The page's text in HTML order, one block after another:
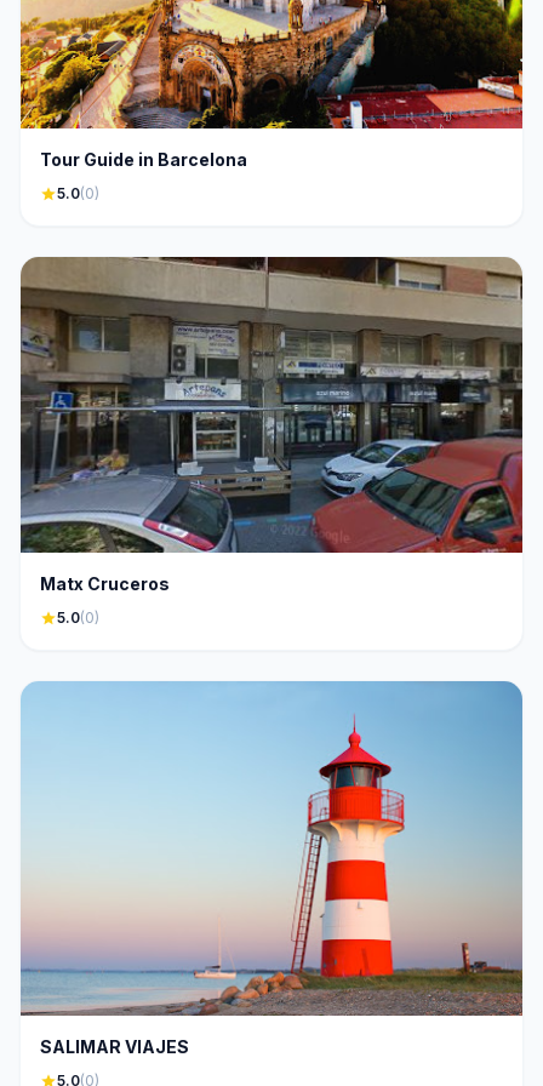
Tour Guide in Barcelona
star5.0(0)
Matx Cruceros
star5.0(0)
SALIMAR VIAJES
star5.0(0)